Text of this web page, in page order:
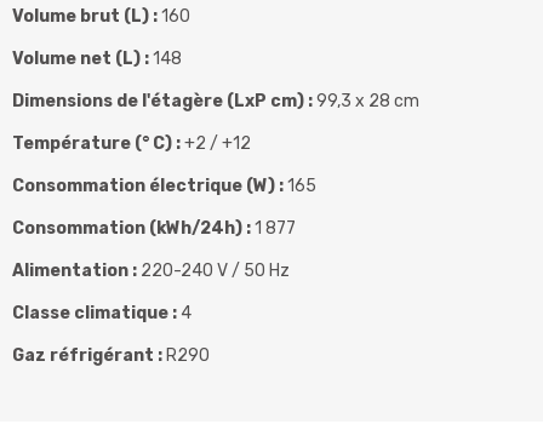
Volume brut (L) :160
Volume net (L) :148
Dimensions de l'étagère (LxP cm) :99,3 x 28 cm
Température (° C) :+2 / +12
Consommation électrique (W) :165
Consommation (kWh/24h) :1 877
Alimentation : 220-240 V / 50 Hz
Classe climatique : 4
Gaz réfrigérant : R290